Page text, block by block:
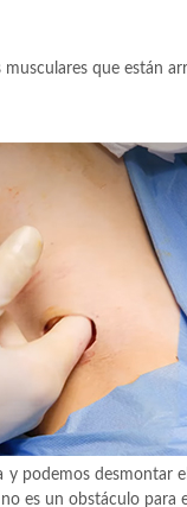
que están
podemos desmontar
es un obstáculo para